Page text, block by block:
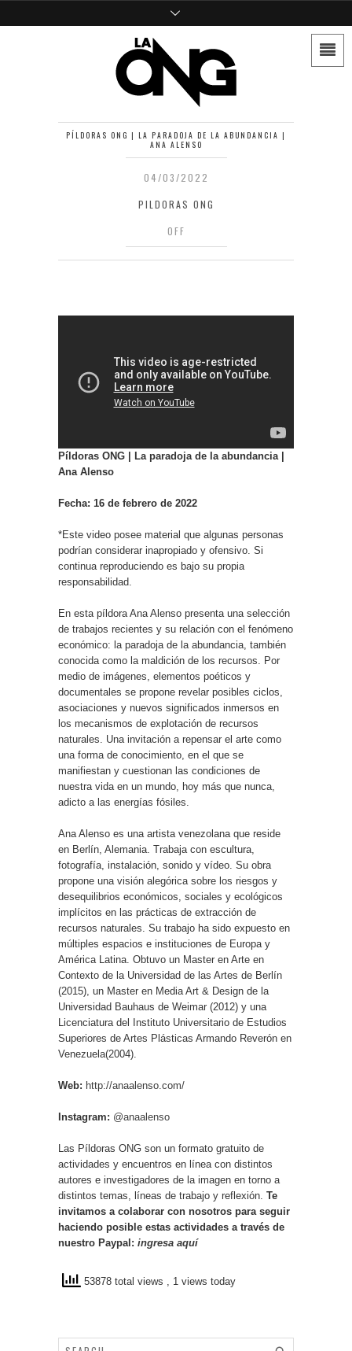
PÍLDORAS ONG | LA PARADOJA DE LA ABUNDANCIA |
ANA ALENSO
04/03/2022
PILDORAS ONG
OFF
Píldoras ONG | La paradoja de la abundancia |
Ana Alenso
Fecha: 16 de febrero de 2022
*Este video posee material que algunas personas
podrían considerar inapropiado y ofensivo. Si
continua reproduciendo es bajo su propia
responsabilidad.
En esta píldora Ana Alenso presenta una selección
de trabajos recientes y su relación con el fenómeno
económico: la paradoja de la abundancia, también
conocida como la maldición de los recursos. Por
medio de imágenes, elementos poéticos y
documentales se propone revelar posibles ciclos,
asociaciones y nuevos significados inmersos en
los mecanismos de explotación de recursos
naturales. Una invitación a repensar el arte como
una forma de conocimiento, en el que se
manifiestan y cuestionan las condiciones de
nuestra vida en un mundo, hoy más que nunca,
adicto a las energías fósiles.
Ana Alenso es una artista venezolana que reside
en Berlín, Alemania. Trabaja con escultura,
fotografía, instalación, sonido y vídeo. Su obra
propone una visión alegórica sobre los riesgos y
desequilibrios económicos, sociales y ecológicos
implícitos en las prácticas de extracción de
recursos naturales. Su trabajo ha sido expuesto en
múltiples espacios e instituciones de Europa y
América Latina. Obtuvo un Master en Arte en
Contexto de la Universidad de las Artes de Berlín
(2015), un Master en Media Art & Design de la
Universidad Bauhaus de Weimar (2012) y una
Licenciatura del Instituto Universitario de Estudios
Superiores de Artes Plásticas Armando Reverón en
Venezuela(2004).
Web: http://anaalenso.com/
Instagram: @anaalenso
Las Píldoras ONG son un formato gratuito de
actividades y encuentros en línea con distintos
autores e investigadores de la imagen en torno a
distintos temas, líneas de trabajo y reflexión. Te
invitamos a colaborar con nosotros para seguir
haciendo posible estas actividades a través de
nuestro Paypal: ingresa aquí
53878 total views , 1 views today